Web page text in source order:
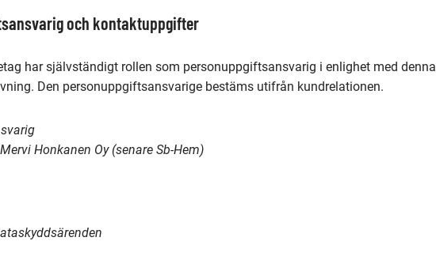
och kontaktuppgifter
har självständigt rollen som personuppgiftsansvarig i enlighet med denna
Den personuppgiftsansvarige bestäms utifrån kundrelationen.
Honkanen Oy (senare Sb-Hem)